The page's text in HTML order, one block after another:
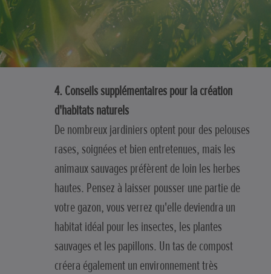
4. Conseils supplémentaires pour la création
d'habitats naturels
De nombreux jardiniers optent pour des pelouses
rases, soignées et bien entretenues, mais les
animaux sauvages préfèrent de loin les herbes
hautes. Pensez à laisser pousser une partie de
votre gazon, vous verrez qu'elle deviendra un
habitat idéal pour les insectes, les plantes
sauvages et les papillons. Un tas de compost
créera également un environnement très